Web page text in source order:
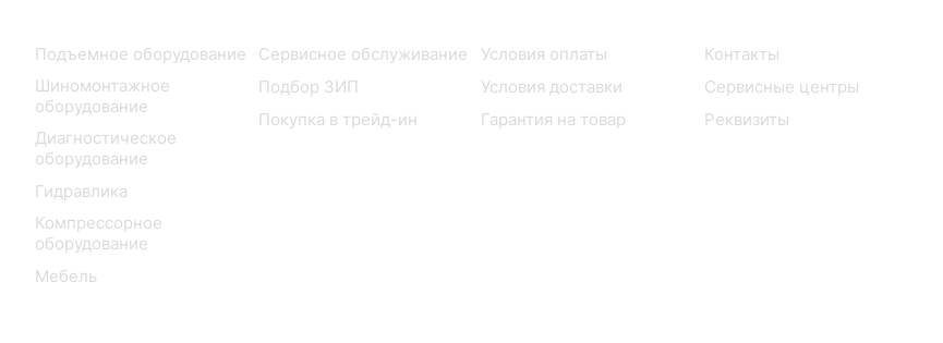
Подъемное оборудование
Шиномонтажное
оборудование
Диагностическое
оборудование
Гидравлика
Компрессорное
оборудование
Мебель
Сервисное обслуживание
Подбор ЗИП
Покупка в трейд-ин
Условия оплаты
Условия доставки
Гарантия на товар
Контакты
Сервисные центры
Реквизиты